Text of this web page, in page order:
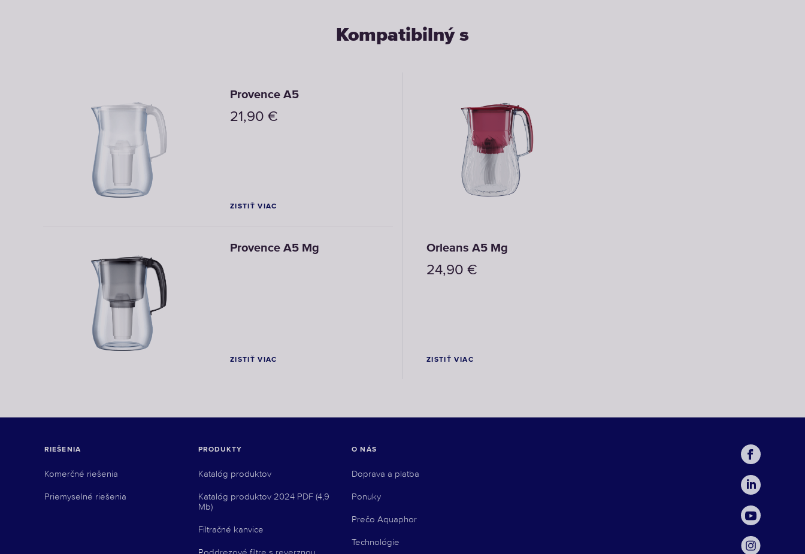
Kompatibilný s
Provence A5
21,90 €
ZISTIŤ VIAC
Provence A5 Mg
ZISTIŤ VIAC
Orleans A5 Mg
24,90 €
ZISTIŤ VIAC
RIEŠENIA
Komerčné riešenia
Priemyselné riešenia
PRODUKTY
Katalóg produktov
Katalóg produktov 2024 PDF (4,9
Mb)
Filtračné kanvice
Poddrezové filtre s reverznou
O NÁS
Doprava a platba
Ponuky
Prečo Aquaphor
Technológie